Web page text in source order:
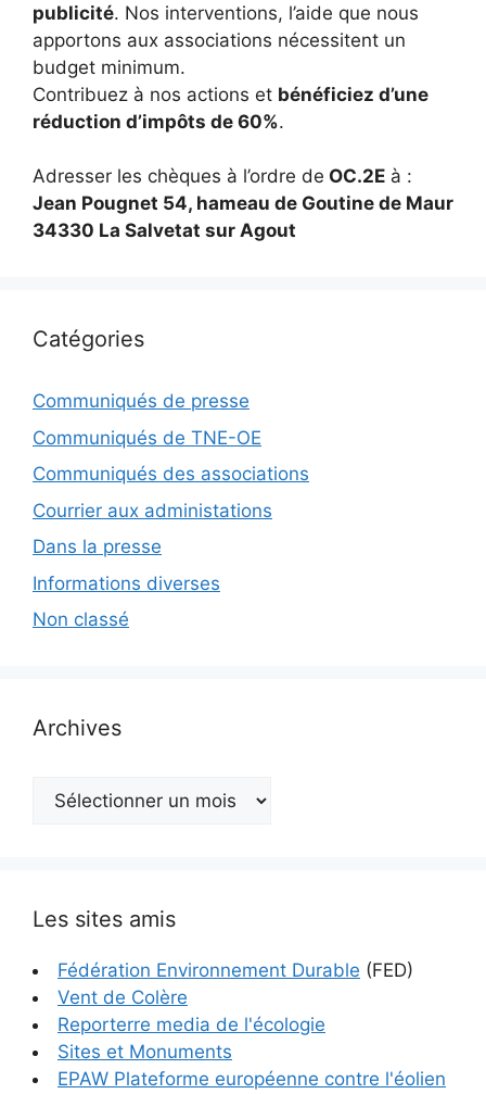
publicité. Nos interventions, l’aide que nous
apportons aux associations nécessitent un
budget minimum.
Contribuez à nos actions et bénéficiez d’une
réduction d’impôts de 60%.
Adresser les chèques à l’ordre de OC.2E à :
Jean Pougnet 54, hameau de Goutine de Maur
34330 La Salvetat sur Agout
Catégories
Communiqués de presse
Communiqués de TNE-OE
Communiqués des associations
Courrier aux administations
Dans la presse
Informations diverses
Non classé
Archives
Archives
Les sites amis
Fédération Environnement Durable (FED)
Vent de Colère
Reporterre media de l'écologie
Sites et Monuments
EPAW Plateforme européenne contre l'éolien